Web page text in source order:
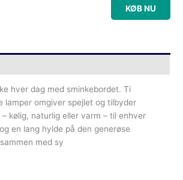
KØB NU
hver dag med sminkebordet. Ti
lamper omgiver spejlet og tilbyder
kølig, naturlig eller varm – til enhver
en lang hylde på den generøse
med sy